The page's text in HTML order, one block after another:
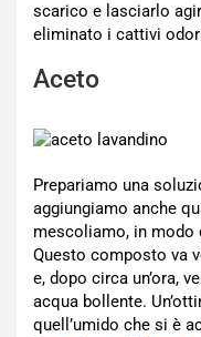
scarico e lasciarlo
eliminato i cattivi
Aceto
Prepariamo una
aggiungiamo anche
mescoliamo, in
Questo composto va
e, dopo circa un’ora,
acqua bollente.
quell’umido che si è